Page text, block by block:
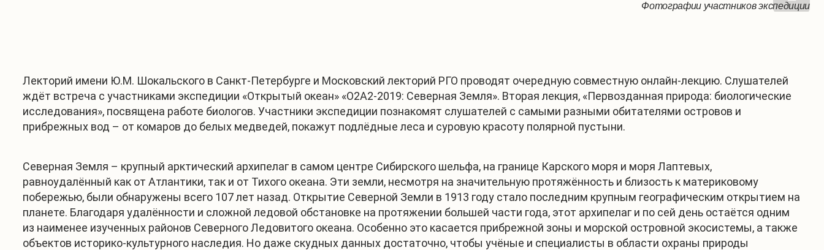
Фотографии участников экспедиции
Фотографии участников экспедиции
Фотографии участников экспедиции
Фотографии участников экспедиции
Лекторий имени Ю.М. Шокальского в Санкт-Петербурге и Московский лекторий РГО проводят очередную совместную онлайн-лекцию. Слушателей
ждёт встреча с участниками экспедиции «Открытый океан» «О2А2-2019: Северная Земля». Вторая лекция, «Первозданная природа: биологические
исследования», посвящена работе биологов. Участники экспедиции познакомят слушателей с самыми разными обитателями островов и
прибрежных вод – от комаров до белых медведей, покажут подлёдные леса и суровую красоту полярной пустыни.
Северная Земля – крупный арктический архипелаг в самом центре Сибирского шельфа, на границе Карского моря и моря Лаптевых,
равноудалённый как от Атлантики, так и от Тихого океана. Эти земли, несмотря на значительную протяжённость и близость к материковому
побережью, были обнаружены всего 107 лет назад. Открытие Северной Земли в 1913 году стало последним крупным географическим открытием на
планете. Благодаря удалённости и сложной ледовой обстановке на протяжении большей части года, этот архипелаг и по сей день остаётся одним
из наименее изученных районов Северного Ледовитого океана. Особенно это касается прибрежной зоны и морской островной экосистемы, а также
объектов историко-культурного наследия. Но даже скудных данных достаточно, чтобы учёные и специалисты в области охраны природы